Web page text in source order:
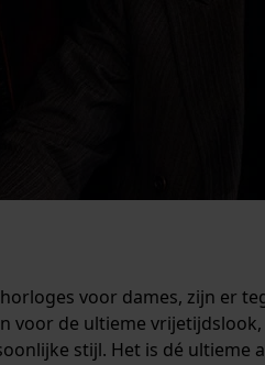
voor dames, zijn er
voor de ultieme
stijl. Het is dé ultieme